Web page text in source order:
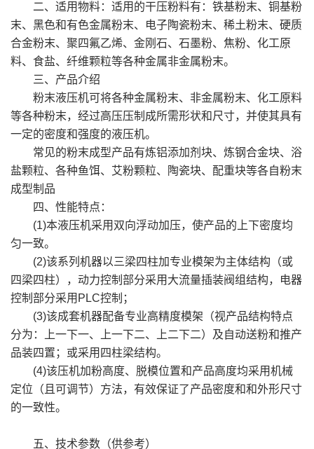
二、适用物料：适用的干压粉料有：铁基粉末、铜基粉
末、黑色和有色金属粉末、电子陶瓷粉末、稀土粉末、硬质
合金粉末、聚四氟乙烯、金刚石、石墨粉、焦粉、化工原
料、食盐、纤维颗粒等各种金属非金属粉末。
三、产品介绍
粉末液压机可将各种金属粉末、非金属粉末、化工原料
等各种粉末，经过高压压制成所需形状和尺寸，并使其具有
一定的密度和强度的液压机。
常见的粉末成型产品有炼铝添加剂块、炼钢合金块、浴
盐颗粒、各种鱼饵、艾粉颗粒、陶瓷块、配重块等各自粉末
成型制品
四、性能特点：
(1)本液压机采用双向浮动加压，使产品的上下密度均
匀一致。
(2)该系列机器以三梁四柱加专业模架为主体结构（或
四梁四柱），动力控制部分采用大流量插装阀组结构，电器
控制部分采用PLC控制；
(3)该成套机器配备专业高精度模架（视产品结构特点
分为：上一下一、上一下二、上二下二）及自动送粉和推产
品装四置；或采用四柱梁结构。
(4)该压机加粉高度、脱模位置和产品高度均采用机械
定位（且可调节）方法，有效保证了产品密度和和外形尺寸
的一致性。
五、技术参数（供参考）